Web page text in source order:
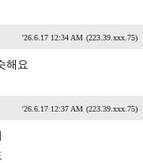
'26.6.17 12:34 AM (223.39.xxx.75)
해요
'26.6.17 12:37 AM (223.39.xxx.75)